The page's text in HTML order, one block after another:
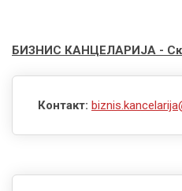
БИЗНИС КАНЦЕЛАРИЈА -
Контакт: